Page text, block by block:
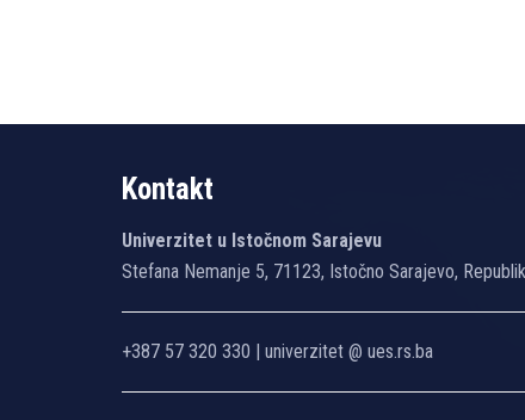
Kontakt
Univerzitet u Istočnom Sarajevu
Stefana Nemanje 5, 71123, Istočno Sarajevo,
+387 57 320 330 | univerzitet @ ues.rs.ba